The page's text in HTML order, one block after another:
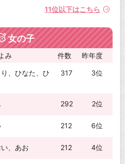
11位以下はこちら
女の子
み 件数 昨年度
、ひなた、ひ
317 3位
292 2位
212 6位
、あお 212 4位